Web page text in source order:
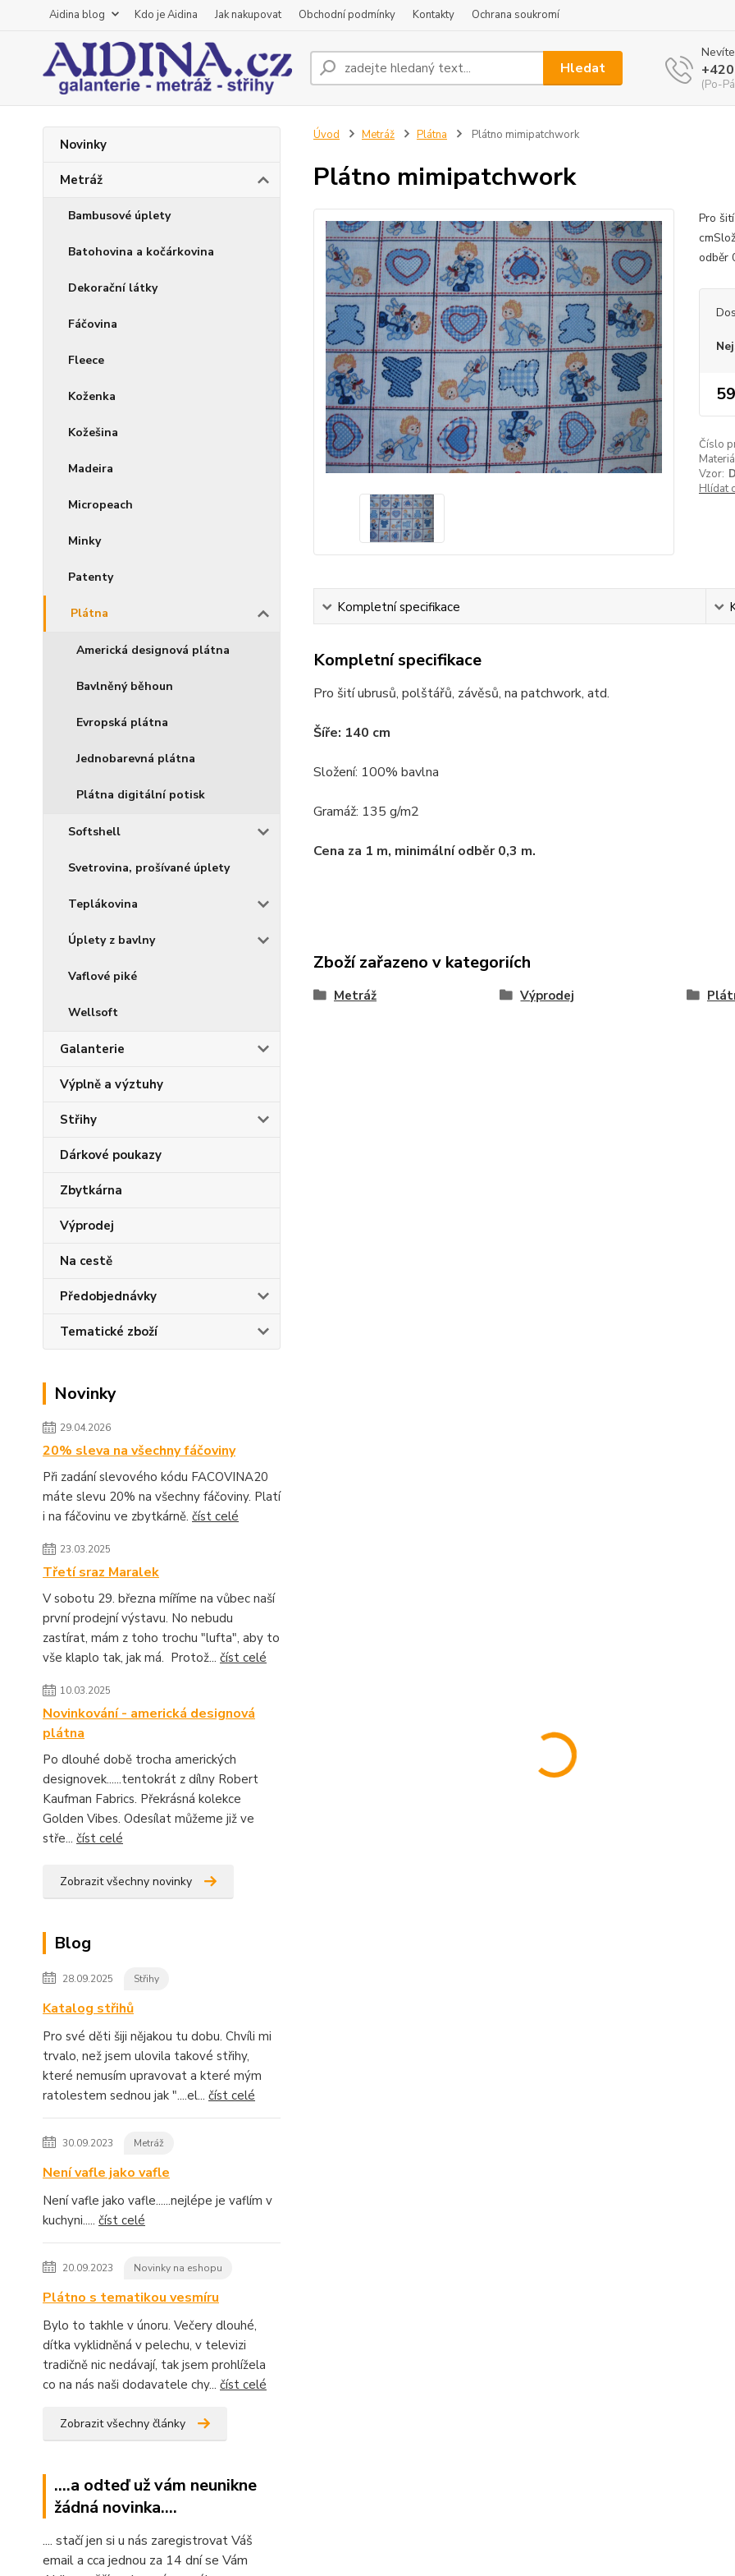
Aidina blog Kdo je Aidina Jak nakupovat Obchodní podmínky Kontakty Ochrana soukromí
Hledat
(Po-
Novinky
Metráž
Bambusové úplety
Batohovina a kočárkovina
Dekorační látky
Fáčovina
Fleece
Koženka
Kožešina
Madeira
Micropeach
Minky
Patenty
Plátna
Americká designová plátna
Bavlněný běhoun
Evropská plátna
Jednobarevná plátna
Plátna digitální potisk
Softshell
Svetrovina, prošívané úplety
Teplákovina
Úplety z bavlny
Vaflové piké
Wellsoft
Galanterie
Výplně a výztuhy
Střihy
Dárkové poukazy
Zbytkárna
Výprodej
Na cestě
Předobjednávky
Tematické zboží
Novinky
29.04.2026
20% sleva na všechny fáčoviny
Při zadání slevového kódu FACOVINA20
máte slevu 20% na všechny fáčoviny. Platí
i na fáčovinu ve zbytkárně. číst celé
23.03.2025
Třetí sraz Maralek
V sobotu 29. března míříme na vůbec naší
první prodejní výstavu. No nebudu
zastírat, mám z toho trochu "lufta", aby to
vše klaplo tak, jak má. Protož... číst celé
10.03.2025
Novinkování - americká designová
plátna
Po dlouhé době trocha amerických
designovek......tentokrát z dílny Robert
Kaufman Fabrics. Překrásná kolekce
Golden Vibes. Odesílat můžeme již ve
stře... číst celé
Zobrazit všechny novinky
Blog
28.09.2025 Střihy
Katalog střihů
Pro své děti šiji nějakou tu dobu. Chvíli mi
trvalo, než jsem ulovila takové střihy,
které nemusím upravovat a které mým
ratolestem sednou jak "....el... číst celé
30.09.2023 Metráž
Není vafle jako vafle
Není vafle jako vafle......nejlépe je vaflím v
kuchyni..... číst celé
20.09.2023 Novinky na eshopu
Plátno s tematikou vesmíru
Bylo to takhle v únoru. Večery dlouhé,
dítka vyklidněná v pelechu, v televizi
tradičně nic nedávají, tak jsem prohlížela
co na nás naši dodavatele chy... číst celé
Zobrazit všechny články
....a odteď už vám neunikne
žádná novinka....
.... stačí jen si u nás zaregistrovat Váš
email a cca jednou za 14 dní se Vám
Úvod Metráž Plátna Plátno mimipatchwork
Plátno mimipatchwork
Pro
odběr
Číslo
Vzor:
Hlídat
Kompletní specifikace
Kompletní specifikace
Pro šití ubrusů, polštářů, závěsů, na patchwork, atd.
Šíře: 140 cm
Složení: 100% bavlna
Gramáž: 135 g/m2
Cena za 1 m, minimální odběr 0,3 m.
Zboží zařazeno v kategoriích
Metráž Výprodej